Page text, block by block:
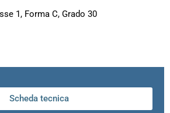
1, Forma C, Grado 30
Scheda tecnica